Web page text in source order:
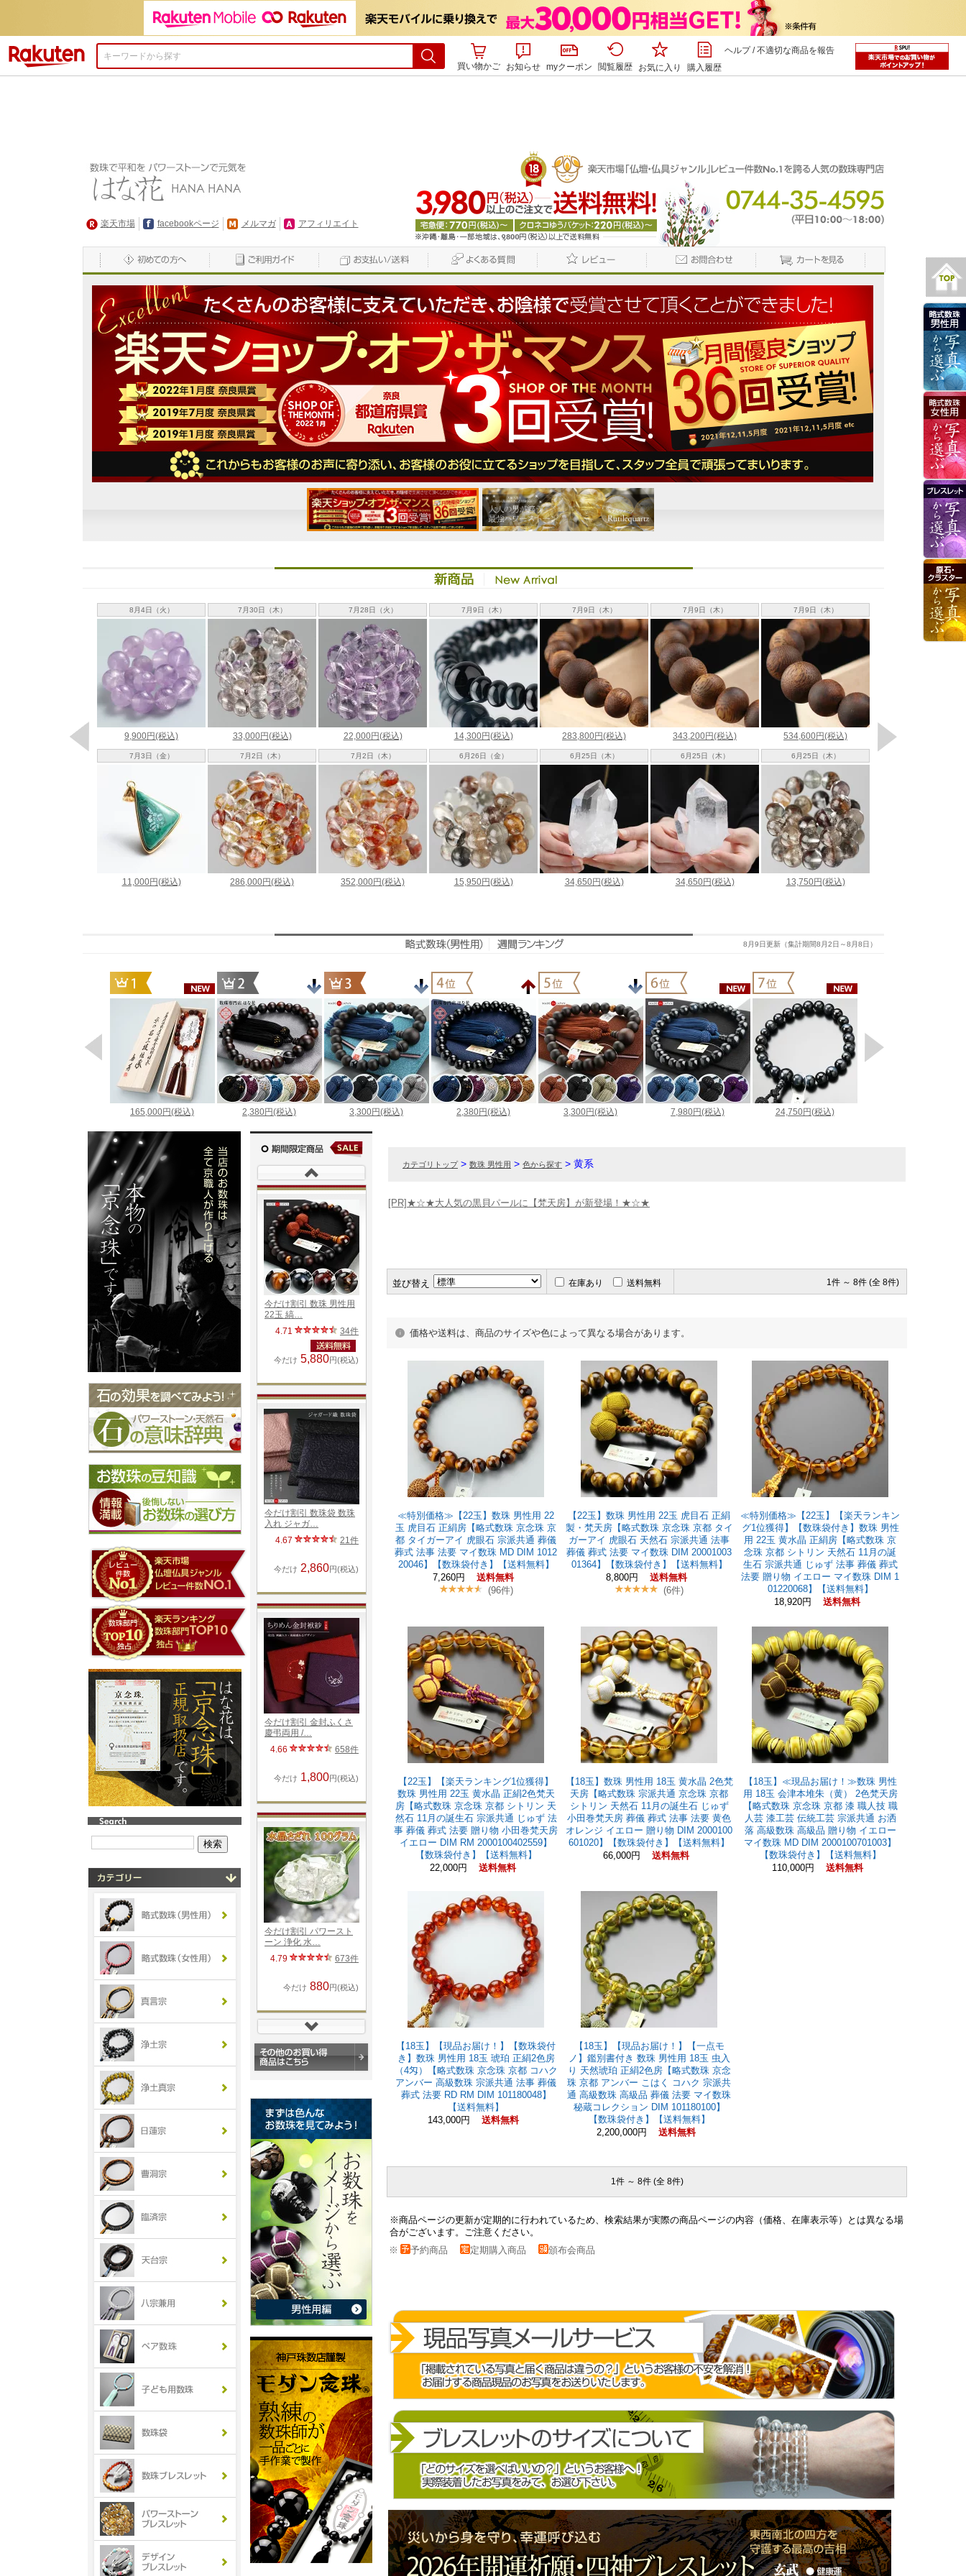
買い物かご
お知らせ myクーポン 閲覧履歴 お気に入り 購入履歴
ヘルプ/不適切な商品を報告
楽天市場 facebookページ メルマガ アフィリエイト
カテゴリトップ> 数珠 男性用 > 色から探す > 黄系
[PR]★☆★大人気の黒貝パールに【梵天房】が新登場！★☆★
並び替え 在庫あり 送料無料 1件 ～ 8件 (全 8件)
価格や送料は、商品のサイズや色によって異なる場合があります。
≪特別価格≫【22玉】数珠 男性用 22
玉 虎目石 正絹房【略式数珠 京念珠 京
都 タイガーアイ 虎眼石 宗派共通 葬儀
葬式 法事 法要 マイ数珠 MD DIM 1012
20046】【数珠袋付き】【送料無料】
7,260円
送料無料
(96件)
【22玉】数珠 男性用 22玉 虎目石 正絹
製・梵天房【略式数珠 京念珠 京都 タイ
ガーアイ 虎眼石 天然石 宗派共通 法事
葬儀 葬式 法要 マイ数珠 DIM 20001003
01364】【数珠袋付き】【送料無料】
8,800円
送料無料
(6件)
≪特別価格≫【22玉】【楽天ランキン
グ1位獲得】【数珠袋付き】数珠 男性
用 22玉 黄水晶 正絹房【略式数珠 京
念珠 京都 シトリン 天然石 11月の誕
生石 宗派共通 じゅず 法事 葬儀 葬式
法要 贈り物 イエロー マイ数珠 DIM 1
01220068】【送料無料】
18,920円
送料無料
【22玉】【楽天ランキング1位獲得】
数珠 男性用 22玉 黄水晶 正絹2色梵天
房【略式数珠 京念珠 京都 シトリン 天
然石 11月の誕生石 宗派共通 じゅず 法
事 葬儀 葬式 法要 贈り物 小田巻梵天房
イエロー DIM RM 2000100402559】
【数珠袋付き】【送料無料】
22,000円
送料無料
【18玉】数珠 男性用 18玉 黄水晶 2色梵
天房【略式数珠 宗派共通 京念珠 京都
シトリン 天然石 11月の誕生石 じゅず
小田巻梵天房 葬儀 葬式 法事 法要 黄色
オレンジ イエロー 贈り物 DIM 2000100
601020】【数珠袋付き】【送料無料】
66,000円
送料無料
【18玉】≪現品お届け！≫数珠 男性
用 18玉 会津本堆朱（黄） 2色梵天房
【略式数珠 京念珠 京都 漆 職人技 職
人芸 漆工芸 伝統工芸 宗派共通 お洒
落 高級数珠 高級品 贈り物 イエロー
マイ数珠 MD DIM 2000100701003】
【数珠袋付き】【送料無料】
110,000円
送料無料
【18玉】【現品お届け！】【数珠袋付
き】数珠 男性用 18玉 琥珀 正絹2色房
（4匁）【略式数珠 京念珠 京都 コハク
アンバー 高級数珠 宗派共通 法事 葬儀
葬式 法要 RD RM DIM 101180048】
【送料無料】
143,000円
送料無料
【18玉】【現品お届け！】【一点モ
ノ】鑑別書付き 数珠 男性用 18玉 虫入
り 天然琥珀 正絹2色房【略式数珠 京念
珠 京都 アンバー こはく コハク 宗派共
通 高級数珠 高級品 葬儀 法要 マイ数珠
秘蔵コレクション DIM 101180100】
【数珠袋付き】【送料無料】
2,200,000円
送料無料
1件 ～ 8件 (全 8件)
※商品ページの更新が定期的に行われているため、検索結果が実際の商品ページの内容（価格、在庫表示等）とは異なる場
合がございます。ご注意ください。
※
予約商品 定期購入商品 頒布会商品